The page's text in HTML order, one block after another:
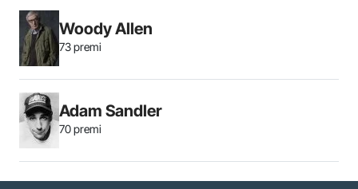
Woody Allen
73 premi
Adam Sandler
70 premi